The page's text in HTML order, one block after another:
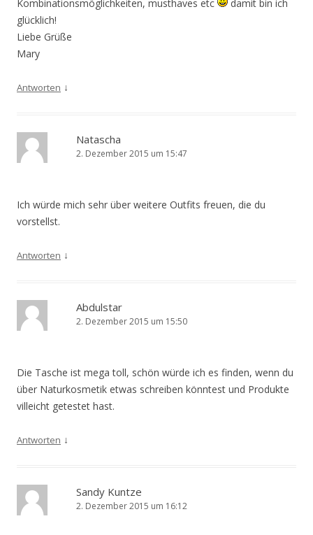
Kombinationsmöglichkeiten, musthaves etc
damit bin ich
glücklich!
Liebe Grüße
Mary
Antworten ↓
Natascha
2. Dezember 2015 um 15:47
Ich würde mich sehr über weitere Outfits freuen, die du
vorstellst.
Antworten ↓
Abdulstar
2. Dezember 2015 um 15:50
Die Tasche ist mega toll, schön würde ich es finden, wenn du
über Naturkosmetik etwas schreiben könntest und Produkte
villeicht getestet hast.
Antworten ↓
Sandy Kuntze
2. Dezember 2015 um 16:12